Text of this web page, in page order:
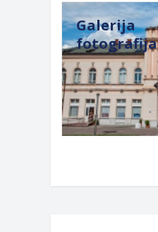
Galerija
fotografija